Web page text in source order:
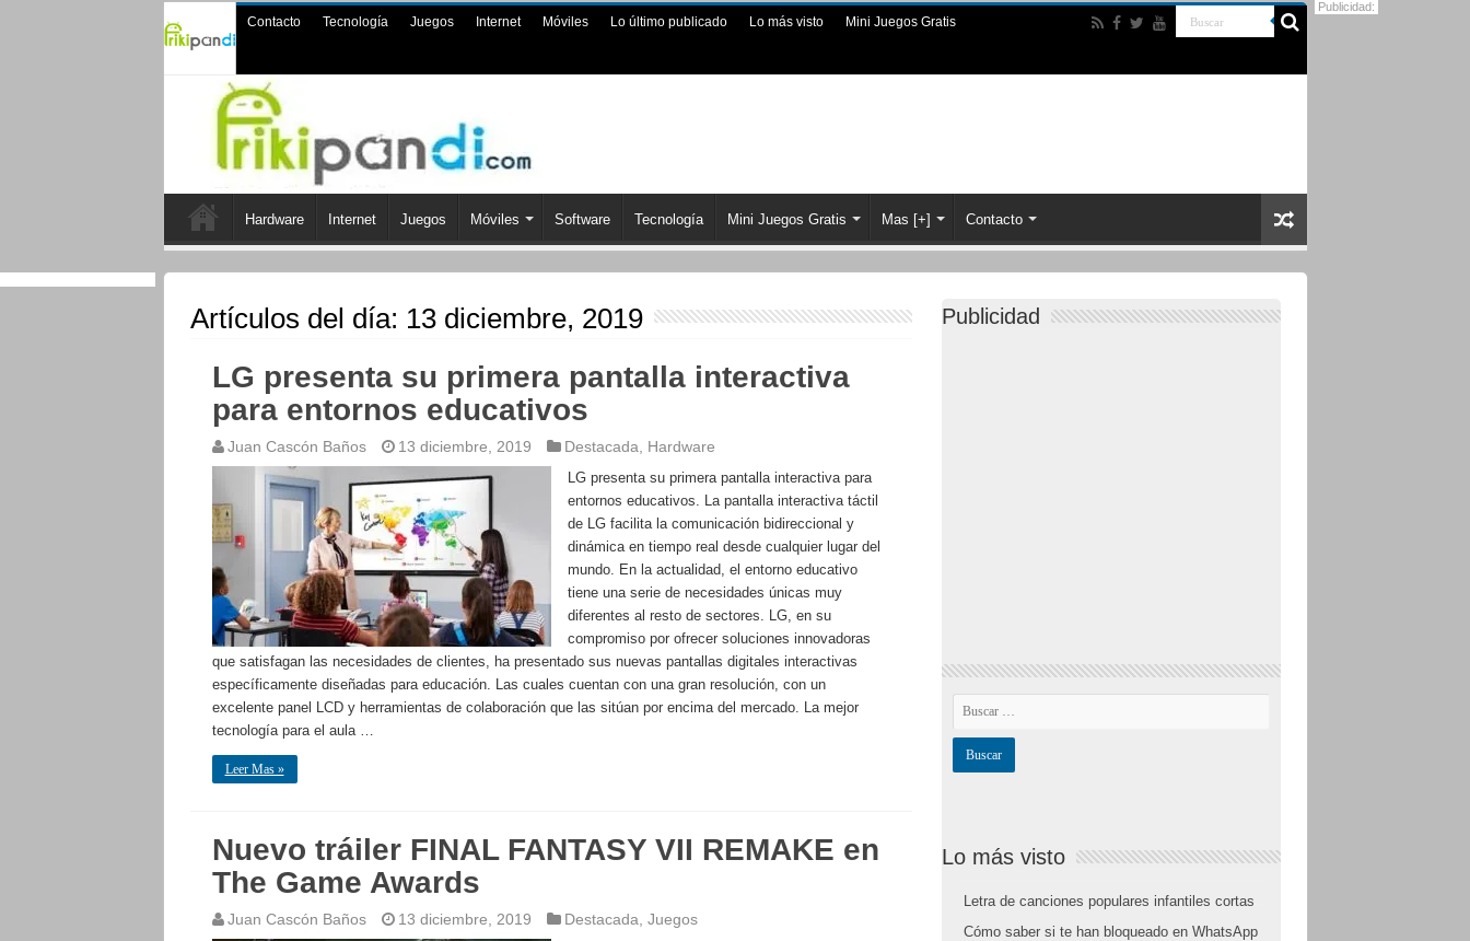
Contacto Tecnología Juegos Internet Móviles Lo último publicado Lo más visto Mini Juegos Gratis
Hardware Internet Juegos Móviles Software Tecnología Mini Juegos Gratis Mas [+] Contacto
Artículos del día: 13 diciembre, 2019
LG presenta su primera pantalla interactiva
para entornos educativos
Juan Cascón Baños 13 diciembre, 2019 Destacada Hardware
LG presenta su primera pantalla interactiva para
entornos educativos. La pantalla interactiva táctil
de LG facilita la comunicación bidireccional y
dinámica en tiempo real desde cualquier lugar del
mundo. En la actualidad, el entorno educativo
tiene una serie de necesidades únicas muy
diferentes al resto de sectores. LG, en su
compromiso por ofrecer soluciones innovadoras
que satisfagan las necesidades de clientes, ha presentado sus nuevas pantallas digitales interactivas
específicamente diseñadas para educación. Las cuales cuentan con una gran resolución, con un
excelente panel LCD y herramientas de colaboración que las sitúan por encima del mercado. La mejor
tecnología para el aula …
Leer Mas »
Nuevo tráiler FINAL FANTASY VII REMAKE en
The Game Awards
Juan Cascón Baños 13 diciembre, 2019 Destacada Juegos
Publicidad
Lo más visto
Letra de canciones populares infantiles cortas
Cómo saber si te han bloqueado en WhatsApp
Publicidad: